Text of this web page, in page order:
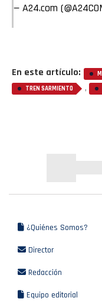
— A24.com
En este artículo:
TREN SARMIENTO ,
¿Quiénes Somos?
Director
Redacción
Equipo editorial